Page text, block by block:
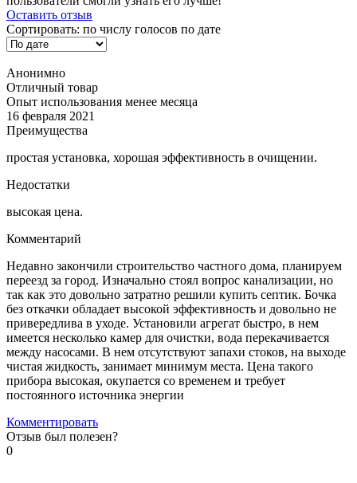
Оставить отзыв
Сортировать: по числу голосов по дате
Анонимно
Отличный товар
Опыт использования менее месяца
16 февраля 2021
Преимущества
простая установка, хорошая эффективность в очищении.
Недостатки
высокая цена.
Комментарий
Недавно закончили строительство частного дома, планируем
переезд за город. Изначально стоял вопрос канализации, но
так как это довольно затратно решили купить септик. Бочка
без откачки обладает высокой эффективность и довольно не
привередлива в уходе. Установили агрегат быстро, в нем
имеется несколько камер для очистки, вода перекачивается
между насосами. В нем отсутствуют запахи стоков, на выходе
чистая жидкость, занимает минимум места. Цена такого
прибора высокая, окупается со временем и требует
постоянного источника энергии
Комментировать
Отзыв был полезен?
0